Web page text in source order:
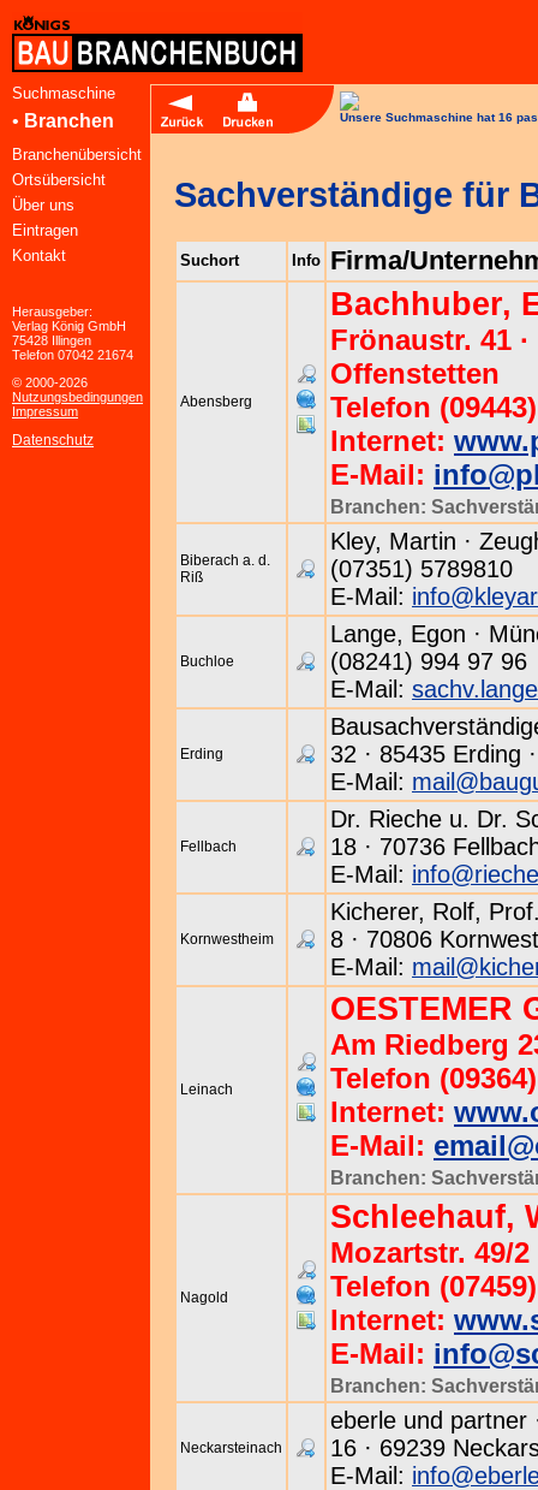
Suchmaschine
• Branchen
Branchenübersicht
Ortsübersicht
Über uns
Eintragen
Kontakt
Herausgeber:
Verlag König GmbH
75428 Illingen
Telefon 07042 21674
© 2000-2026
Nutzungsbedingungen
Impressum
Datenschutz
Unsere Suchmaschine hat 16
Sachverständige für
Suchort Info Firma/
Abensberg
Bachhuber,
Frönaustr. 41
Offenstetten
Telefon
Internet:
E-Mail:
Branchen:
Biberach a. d.
Riß
Kley, Martin ·
(07351) 5789810
E-Mail:
Buchloe
Lange, Egon ·
(08241) 994 97 96
E-Mail:
Erding
32 · 85435 Erding
E-Mail:
Fellbach
Dr. Rieche u. Dr.
18 · 70736
E-Mail:
Kornwestheim
Kicherer, Rolf,
8 · 70806
E-Mail:
Leinach
OESTEMER
Am Riedberg
Telefon
Internet:
E-Mail:
Branchen:
Nagold
Schleehauf,
Mozartstr. 49/
Telefon
Internet:
E-Mail:
Branchen:
Neckarsteinach
eberle und partner
16 · 69239
E-Mail: